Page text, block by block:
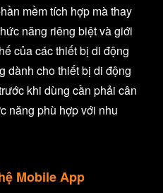
mềm tích hợp mà thay
năng riêng biệt và giới
của các thiết bị di động
dành cho thiết bị di động
khi dùng cần phải cân
năng phù hợp với nhu
Mobile App